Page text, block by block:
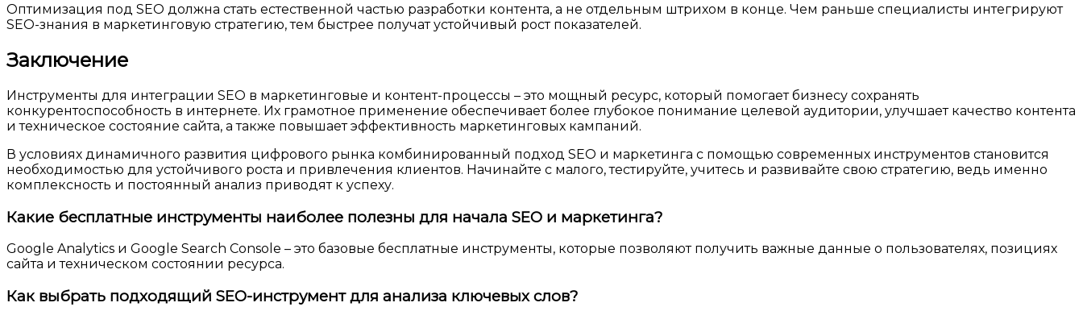
Оптимизация под SEO должна стать естественной частью разработки контента, а не отдельным штрихом в конце. Чем раньше специалисты интегрируют
SEO-знания в маркетинговую стратегию, тем быстрее получат устойчивый рост показателей.
Заключение
Инструменты для интеграции SEO в маркетинговые и контент-процессы – это мощный ресурс, который помогает бизнесу сохранять
конкурентоспособность в интернете. Их грамотное применение обеспечивает более глубокое понимание целевой аудитории, улучшает качество контента
и техническое состояние сайта, а также повышает эффективность маркетинговых кампаний.
В условиях динамичного развития цифрового рынка комбинированный подход SEO и маркетинга с помощью современных инструментов становится
необходимостью для устойчивого роста и привлечения клиентов. Начинайте с малого, тестируйте, учитесь и развивайте свою стратегию, ведь именно
комплексность и постоянный анализ приводят к успеху.
Какие бесплатные инструменты наиболее полезны для начала SEO и маркетинга?
Google Analytics и Google Search Console – это базовые бесплатные инструменты, которые позволяют получить важные данные о пользователях, позициях
сайта и техническом состоянии ресурса.
Как выбрать подходящий SEO-инструмент для анализа ключевых слов?